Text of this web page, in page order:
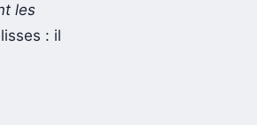
les
: il